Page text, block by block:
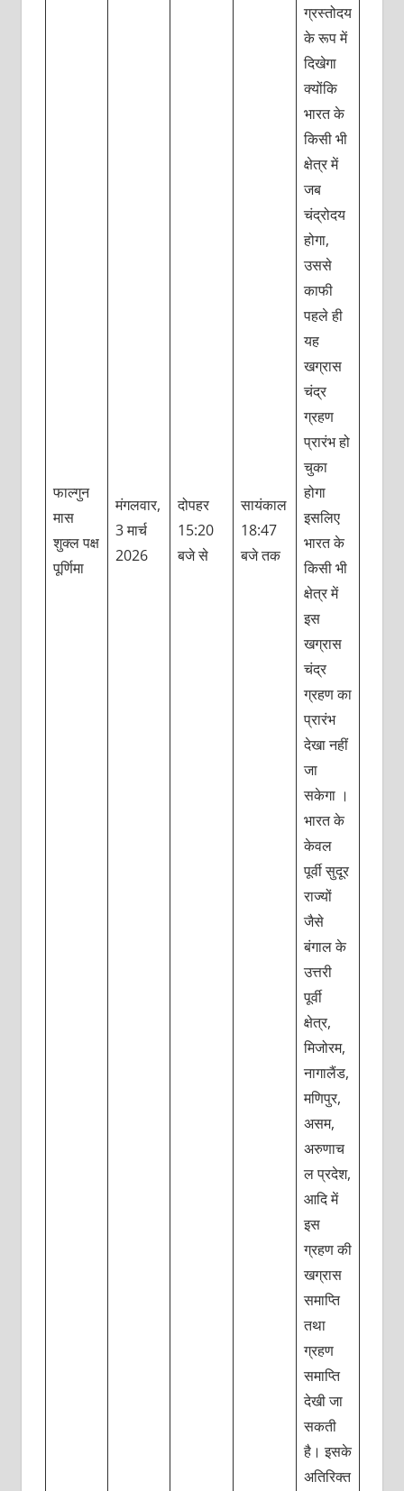
फाल्गुन
मास
शुक्ल पक्ष
पूर्णिमा
मंगलवार,
3 मार्च
2026
दोपहर
15:20
बजे से
सायंकाल
18:47
बजे तक
ग्रस्तोदय
के रूप में
दिखेगा
क्योंकि
भारत के
किसी भी
क्षेत्र में
जब
चंद्रोदय
होगा,
उससे
काफी
पहले ही
यह
खग्रास
चंद्र
ग्रहण
प्रारंभ हो
चुका
होगा
इसलिए
भारत के
किसी भी
क्षेत्र में
इस
खग्रास
चंद्र
ग्रहण का
प्रारंभ
देखा नहीं
जा
सकेगा ।
भारत के
केवल
पूर्वी सुदूर
राज्यों
जैसे
बंगाल के
उत्तरी
पूर्वी
क्षेत्र,
मिजोरम,
नागालैंड,
मणिपुर,
असम,
अरुणाच
ल प्रदेश,
आदि में
इस
ग्रहण की
खग्रास
समाप्ति
तथा
ग्रहण
समाप्ति
देखी जा
सकती
है। इसके
अतिरिक्त